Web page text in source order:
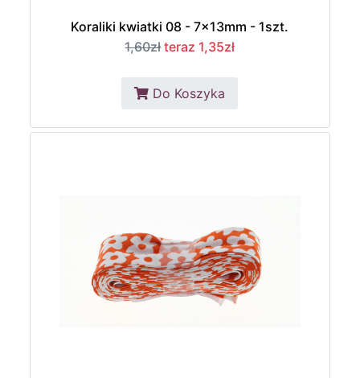
Koraliki kwiatki 08 - 7x13mm - 1szt.
1,60zł teraz 1,35zł
Do Koszyka